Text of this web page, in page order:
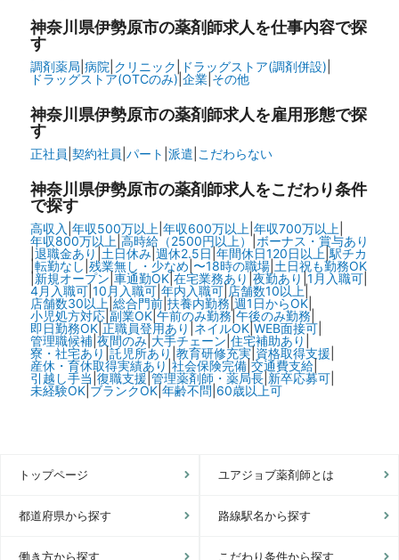
神奈川県伊勢原市の薬剤師求人を仕事内容で探
す
調剤薬局 病院 クリニック ドラッグストア(調剤併設)
ドラッグストア(OTCのみ)| 企業| その他
神奈川県伊勢原市の薬剤師求人を雇用形態で探
す
正社員 契約社員 パート 派遣 こだわらない
神奈川県伊勢原市の薬剤師求人をこだわり条件
で探す
高収入 年収500万以上 年収600万以上 年収700万以上
年収800万以上 高時給（2500円以上）| ボーナス・賞与あり
退職金あり 土日休み| 週休2.5日 年間休日120日以上 駅チカ
|転勤なし 残業無し・少なめ 〜18時の職場| 土日祝も勤務OK
|新規オープン 車通勤OK|在宅業務あり 夜勤あり 1月入職可|
4月入職可| 10月入職可| 年内入職可| 店舗数10以上|
店舗数30以上 総合門前| 扶養内勤務 週1日からOK|
小児処方対応| 副業OK| 午前のみ勤務| 午後のみ勤務|
即日勤務OK| 正職員登用あり ネイルOK| WEB面接可|
管理職候補| 夜間のみ| 大手チェーン 住宅補助あり
寮・社宅あり 託児所あり 教育研修充実| 資格取得支援
産休・育休取得実績あり 社会保険完備| 交通費支給|
引越し手当 復職支援 |管理薬剤師・薬局長| 新卒応募可|
未経験OK| ブランクOK| 年齢不問 60歳以上可
トップページ ユアジョブ薬剤師とは
都道府県から探す 路線駅名から探す
働き方から探す こだわり条件から探す